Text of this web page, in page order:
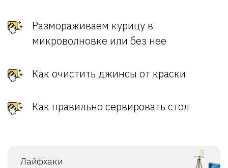
Размораживаем курицу в
микроволновке или без нее
Как очистить джинсы от краски
Как правильно сервировать стол
Лайфхаки